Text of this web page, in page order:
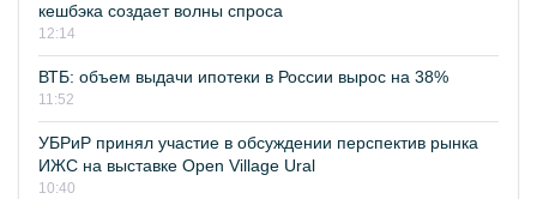
кешбэка создает волны спроса
12:14
ВТБ: объем выдачи ипотеки в России вырос на 38%
11:52
УБРиР принял участие в обсуждении перспектив рынка
ИЖС на выставке Open Village Ural
10:40